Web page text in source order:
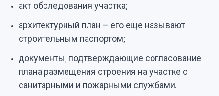
акт обследования участка;
архитектурный план – его еще называют
строительным паспортом;
документы, подтверждающие согласование
плана размещения строения на участке с
санитарными и пожарными службами.